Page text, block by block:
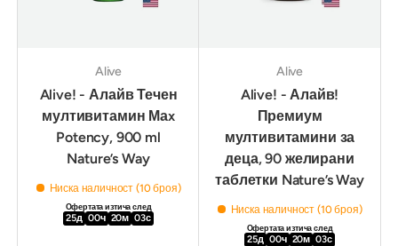
Alive
Alive! - Алайв Течен
мултивитамин Маx
Potency, 900 ml
Nature’s Way
Ниска наличност (10 броя)
Офертата изтича след
25д 00ч 20м 02с
Alive
Alive! - Алайв!
Премиум
мултивитамини за
деца, 90 желирани
таблетки Nature’s Way
Ниска наличност (10 броя)
Офертата изтича след
25д 00ч 20м 02с